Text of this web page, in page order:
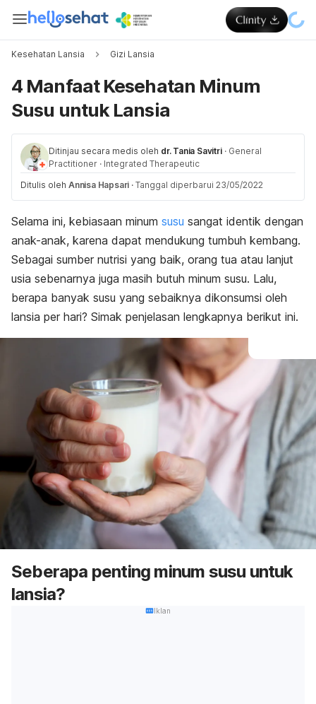
Kesehatan Lansia Gizi Lansia
4 Manfaat Kesehatan Minum
Susu untuk Lansia
Ditinjau secara medis oleh dr. Tania Savitri · General
Practitioner · Integrated Therapeutic
Ditulis oleh Annisa Hapsari · Tanggal diperbarui 23/05/2022
Selama ini, kebiasaan minum susu sangat identik dengan
anak-anak, karena dapat mendukung tumbuh kembang.
Sebagai sumber nutrisi yang baik, orang tua atau lanjut
usia sebenarnya juga masih butuh minum susu. Lalu,
berapa banyak susu yang sebaiknya dikonsumsi oleh
lansia per hari? Simak penjelasan lengkapnya berikut ini.
Seberapa penting minum susu untuk
lansia?
Iklan